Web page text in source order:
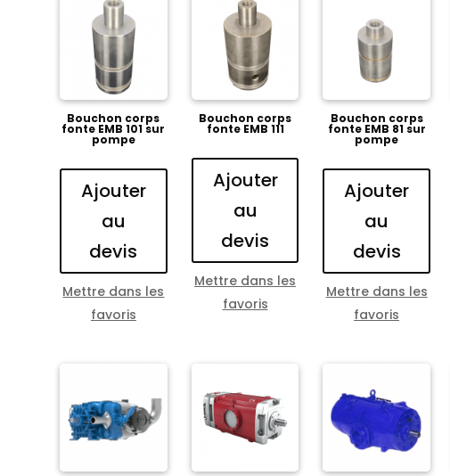
Bouchon corps
fonte EMB 101 sur
pompe
Ajouter
au
devis
Mettre dans les
favoris
Bouchon corps
fonte EMB 111
Ajouter
au
devis
Mettre dans les
favoris
Bouchon corps
fonte EMB 81 sur
pompe
Ajouter
au
devis
Mettre dans les
favoris